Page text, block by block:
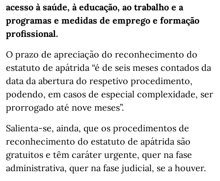
acesso à saúde, à educação, ao trabalho e a
programas e medidas de emprego e formação
profissional.
O prazo de apreciação do reconhecimento do
estatuto de apátrida “é de seis meses contados da
data da abertura do respetivo procedimento,
podendo, em casos de especial complexidade, ser
prorrogado até nove meses”.
Salienta-se, ainda, que os procedimentos de
reconhecimento do estatuto de apátrida são
gratuitos e têm caráter urgente, quer na fase
administrativa, quer na fase judicial, se a houver.